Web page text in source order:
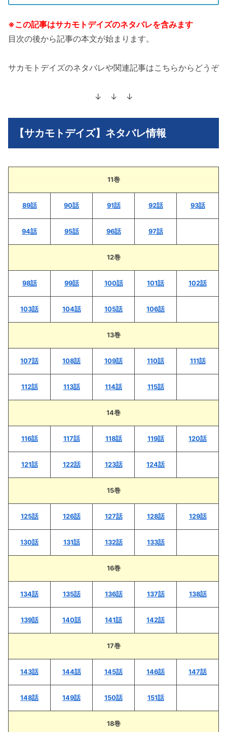
※この記事はサカモトデイズのネタバレを含みます
目次の後から記事の本文が始まります。
サカモトデイズのネタバレや関連記事はこちらからどうぞ
↓ ↓ ↓
【サカモトデイズ】ネタバレ情報
11巻
89話 90話 91話 92話 93話
94話 95話 96話 97話
12巻
98話 99話 100話 101話 102話
103話 104話 105話 106話
13巻
107話 108話 109話 110話 111話
112話 113話 114話 115話
14巻
116話 117話 118話 119話 120話
121話 122話 123話 124話
15巻
125話 126話 127話 128話 129話
130話 131話 132話 133話
16巻
134話 135話 136話 137話 138話
139話 140話 141話 142話
17巻
143話 144話 145話 146話 147話
148話 149話 150話 151話
18巻